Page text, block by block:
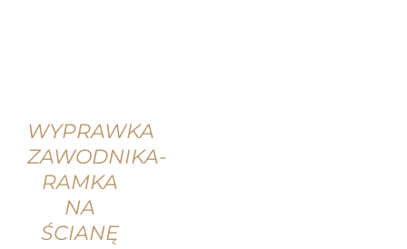
WYPRAWKA
ZAWODNIKA-
RAMKA
NA
ŚCIANĘ